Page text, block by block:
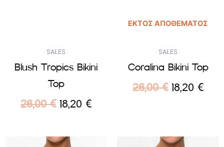
SALES
Blush Tropics Bikini
Top
26,00€ 18,20 €
ΕΚΤΌΣ ΑΠΟΘΈΜΑΤΟΣ
SALES
Coralina Bikini Top
26,00€ 18,20 €